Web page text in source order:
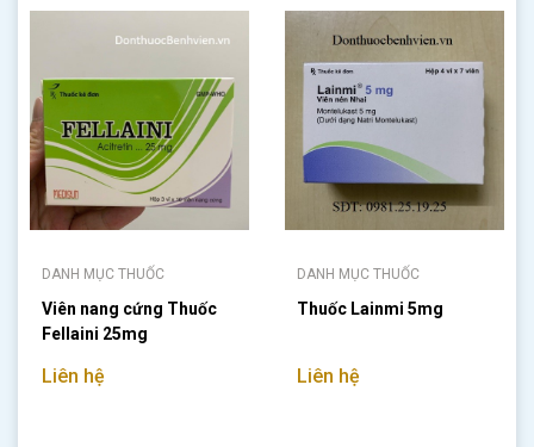
DANH MỤC THUỐC
Viên nang cứng Thuốc
Fellaini 25mg
Liên hệ
DANH MỤC THUỐC
Thuốc Lainmi 5mg
Liên hệ